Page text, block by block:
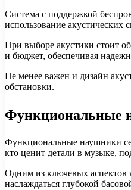
Система с поддержкой
использование акустических
При выборе акустики стоит
и бюджет, обеспечивая
Не менее важен и дизайн
обстановки.
Функциональные
Функциональные наушники
кто ценит детали в музыке,
Одним из ключевых аспектов
наслаждаться глубокой